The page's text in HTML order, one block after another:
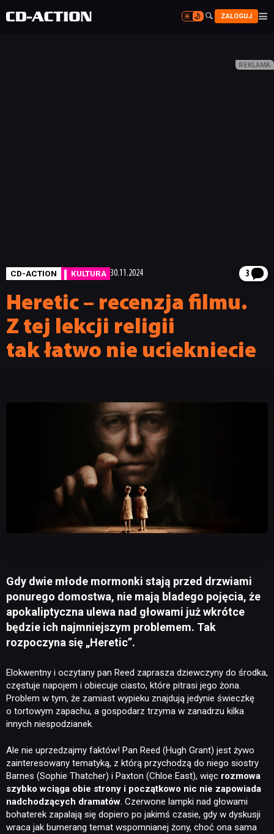

 ZALOGUJ 

CD-ACTION KULTURA 30.11.2024 3
Heretic – recenzja filmu.
Z tej lekcji religii
tak łatwo nie uciekniecie
Gdy dwie młode mormonki stają przed drzwiami
ponurego domostwa, nie mają bladego pojęcia, że
apokaliptyczna ulewa nad głowami już wkrótce
będzie ich najmniejszym problemem. Tak
rozpoczyna się „Heretic”.
Elokwentny i oczytany pan Reed zaprasza dziewczyny do środka,
częstuje napojem i obiecuje ciasto, które pitrasi jego żona.
Problem w tym, że zamiast wypieku znajdują jedynie świeczkę
o tortowym zapachu, a gospodarz trzyma w zanadrzu kilka
innych niespodzianek.
Ale nie uprzedzajmy faktów! Pan Reed (Hugh Grant) jest żywo
zainteresowany tematyką, z którą przychodzą do niego siostry
Barnes (Sophie Thatcher) i Paxton (Chloe East), więc rozmowa
szybko wciąga obie strony i początkowo nic nie zapowiada
nadchodzących dramatów. Czerwone lampki nad głowami
bohaterek zapalają się dopiero po jakimś czasie, gdy w dyskusji
wraca jak bumerang temat wspomnianej żony, choć ona sama